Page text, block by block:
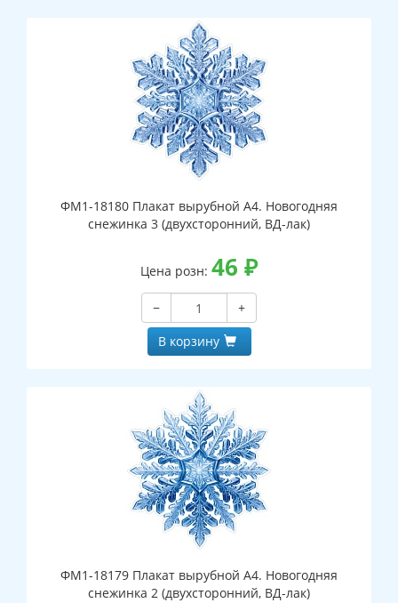
ФМ1-18180 Плакат вырубной А4. Новогодняя
снежинка 3 (двухсторонний, ВД-лак)
Цена розн: 46 ₽
−
+
В корзину
ФМ1-18179 Плакат вырубной А4. Новогодняя
снежинка 2 (двухсторонний, ВД-лак)